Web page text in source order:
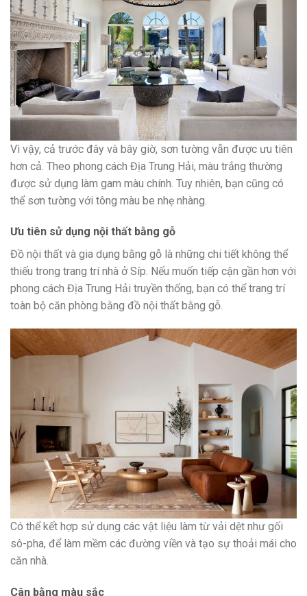
Vì vậy, cả trước đây và bây giờ, sơn tường vẫn được ưu tiên
hơn cả. Theo phong cách Địa Trung Hải, màu trắng thường
được sử dụng làm gam màu chính. Tuy nhiên, bạn cũng có
thể sơn tường với tông màu be nhẹ nhàng.
Ưu tiên sử dụng nội thất bằng gỗ
Đồ nội thất và gia dụng bằng gỗ là những chi tiết không thể
thiếu trong trang trí nhà ở Síp. Nếu muốn tiếp cận gần hơn với
phong cách Địa Trung Hải truyền thống, bạn có thể trang trí
toàn bộ căn phòng bằng đồ nội thất bằng gỗ.
Có thể kết hợp sử dụng các vật liệu làm từ vải dệt như gối
sô-pha, để làm mềm các đường viền và tạo sự thoải mái cho
căn nhà.
Cân bằng màu sắc